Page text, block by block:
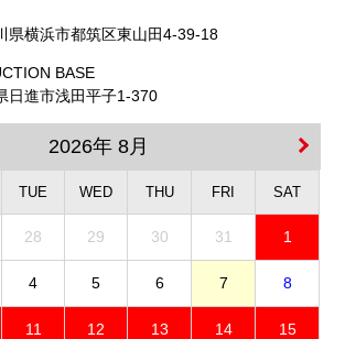
県横浜市都筑区東山田4-39-18
BASE
日進市浅田平子1-370
2026年 8月
TUE WED THU FRI SAT
28 29 30 31 1
4 5 6 7 8
11 12 13 14 15